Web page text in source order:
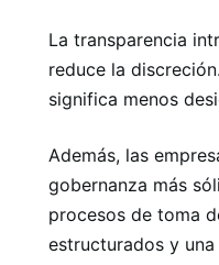
La transparencia
reduce la
significa menos
Además, las
gobernanza más
procesos de toma
estructurados y